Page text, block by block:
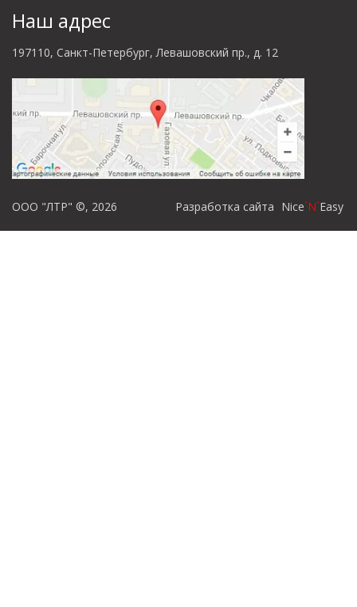
Наш адрес
197110, Санкт-Петербург, Левашовский пр., д. 12
ООО "ЛТР" ©, 2026 Разработка сайта Nice`N`Easy